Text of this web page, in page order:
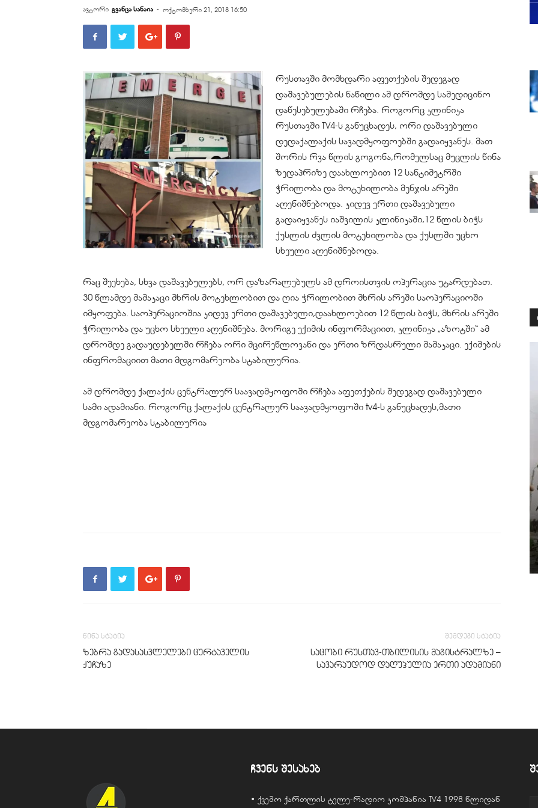
ავტორი გვანცა სანაია - ოქტომბერი 21, 2018 16:50
რუსთავში მომხდარი აფეთქების შედეგად
დაშავებულების ნაწილი ამ დრომდე სამედიცინო
დაწესებულებაში რჩება. როგორც კლინიკა
რუსთავში TV4-ს განუცხადეს, ორი დაშავებული
დედაქალაქის სავადმყოფოებში გადაიყვანეს. მათ
შორის რვა წლის გოგონა,რომელსაც მუცლის წინა
ზედაპრიზე დაახლოებით 12 სანტიმეტრში
ჭრილობა და მოტეხილობა მენჯის არეში
აღენიშნებოდა. კიდევ ერთი დაშავებული
გადაიყვანეს იაშვილის კლინიკაში,12 წლის ბიჭს
ქუსლის ძვლის მოტეხილობა და ქუსლში უცხო
სხეული აღენიშნებოდა.
რაც შეეხება, სხვა დაშავებულებს, ორ დაზარალებულს ამ დროისთვის ოპერაცია უტარდებათ.
30 წლამდე მამაკაცი მხრის მოტეხლობით და ღია ჭრილობით მხრის არეში საოპერაციოში
იმყოფება. საოპერაციოშია კიდევ ერთი დაშავებული,დაახლოებით 12 წლის ბიჭს, მხრის არეში
ჭრილობა და უცხო სხეული აღენიშნება. მორიგე ექიმის ინფორმაციით, კლინიკა „აზოტში“ ამ
დრომდე გადაუდებელში რჩება ორი მცირეწლოვანი და ერთი ზრდასრული მამაკაცი. ექიმების
ინფრომაციით მათი მდგომარეობა სტაბილურია.
ამ დრომდე ქალაქის ცენტრალურ საავადმყოფოში რჩება აფეთქების შედეგად დაშავებული
სამი ადამიანი. როგორც ქალაქის ცენტრალურ საავადმყოფოში tv4-ს განუცხადეს,მათი
მდგომარეობა სტაბილურია
წინა სტატია
ზებრა გადასასვლელები ცურტაველის
ქუჩაზე
შემდეგი სტატია
საცობი რუსთავ-თბილისის მაგისტრალზე –
სავარაუდოდ დაღუპულია ერთი ადამიანი
ჩვენს შესახებ
• ქვემო ქართლის ტელე-რადიო კომპანია TV4 1998 წლიდან